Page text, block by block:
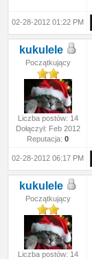
02-28-2012 01:22 PM
kukulele
Początkujący
Liczba postów: 14
Dołączył: Feb 2012
Reputacja: 0
02-28-2012 06:17 PM
kukulele
Początkujący
Liczba postów: 14